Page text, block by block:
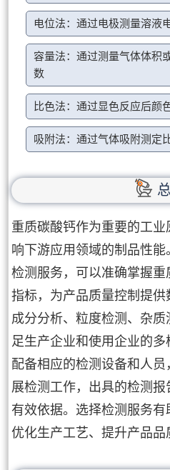
电位法：通过电极测量溶液
容量法：通过测量气体体积
数
比色法：通过显色反应后颜
吸附法：通过气体吸附测定
重质碳酸钙作为重要的工
响下游应用领域的制品性
检测服务，可以准确掌握
指标，为产品质量控制提
成分分析、粒度检测、杂
足生产企业和使用企业的
配备相应的检测设备和人
展检测工作，出具的检测
有效依据。选择检测服务有
优化生产工艺、提升产品品